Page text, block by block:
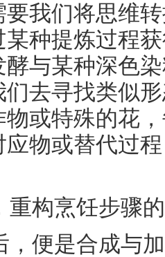
我们将思维
某种提炼过程
与某种深色
去寻找类似
或特殊的花
物或替代过
重构烹饪步骤
，便是合成与